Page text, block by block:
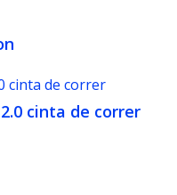
cinta de correr